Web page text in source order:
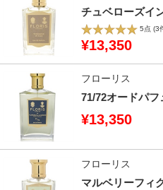
チュベローズイ
5点 (3
¥13,350
フローリス
71/72オードパフ
¥13,350
フローリス
マルベリーフィ